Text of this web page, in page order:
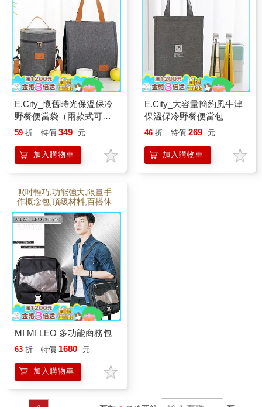
E.City_懷舊時光保溫保冷
野餐便當袋（兩款式可
選）
59 折 特價 349 元
加入購物車
E.City_大容量簡約風牛津
保溫保冷野餐便當包
46 折 特價 269 元
加入購物車
呎吋輕巧,功能強大,限量手
作概念包,頂級材料,百搭休
閒/商務合適,型男必備,經典
包款,創新商設計全球限量
MI MI LEO 多功能商務包
63 折 特價 1680 元
加入購物車